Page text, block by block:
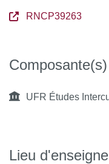
RNCP39263
Composante(s)
UFR Études
Lieu